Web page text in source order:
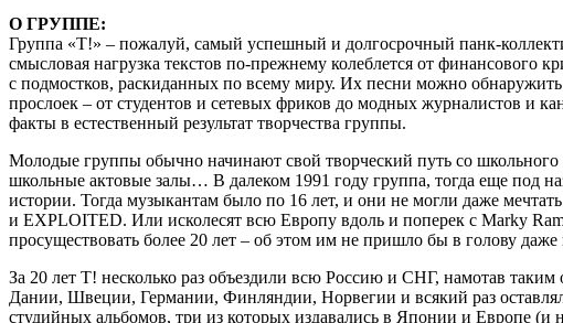
О ГРУППЕ:
Группа «Т!» – пожалуй, самый успешный и долгосрочный панк-
смысловая нагрузка текстов по-прежнему колеблется от
с подмостков, раскиданных по всему миру. Их песни можно
прослоек – от студентов и сетевых фриков до модных журналистов и
факты в естественный результат творчества группы.
Молодые группы обычно начинают свой творческий путь со
школьные актовые залы… В далеком 1991 году группа, тогда еще под
истории. Тогда музыкантам было по 16 лет, и они не могли даже
и EXPLOITED. Или исколесят всю Европу вдоль и поперек с Marky
просуществовать более 20 лет – об этом им не пришло бы в голову
За 20 лет Т! несколько раз объездили всю Россию и СНГ, намотав
Дании, Швеции, Германии, Финляндии, Норвегии и всякий раз
студийных альбомов, три из которых издавались в Японии и Европе